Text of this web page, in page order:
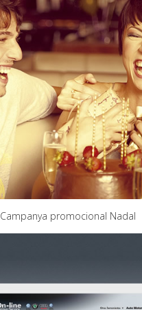
Campanya promocional Nadal